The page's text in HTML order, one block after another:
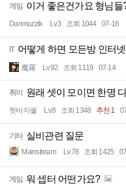
게임 이거 좋은건가요 형님들
Danmuzzik Lv.3 조회 1044 07-16
IT 어떻게 하면 모든방 인터
魔羅 Lv.92 조회 1119 07-14
취미 원래 셋이 모이면 한명
핫바지쉘 Lv.8 조회 1348 추천 1
기타 실비관련 질문
Mainstream Lv.78 조회 1425
게임 워 셉터 어떤가요?